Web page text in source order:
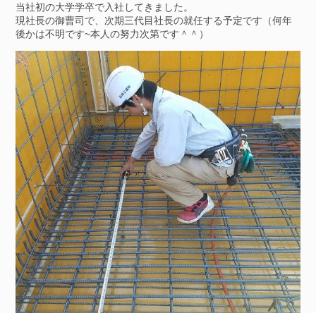
当社初の大学学卒で入社してきました。
現社長の御曹司で、次期三代目社長の就任する予定です（何年
後かは不明です~本人の努力次第です＾＾）